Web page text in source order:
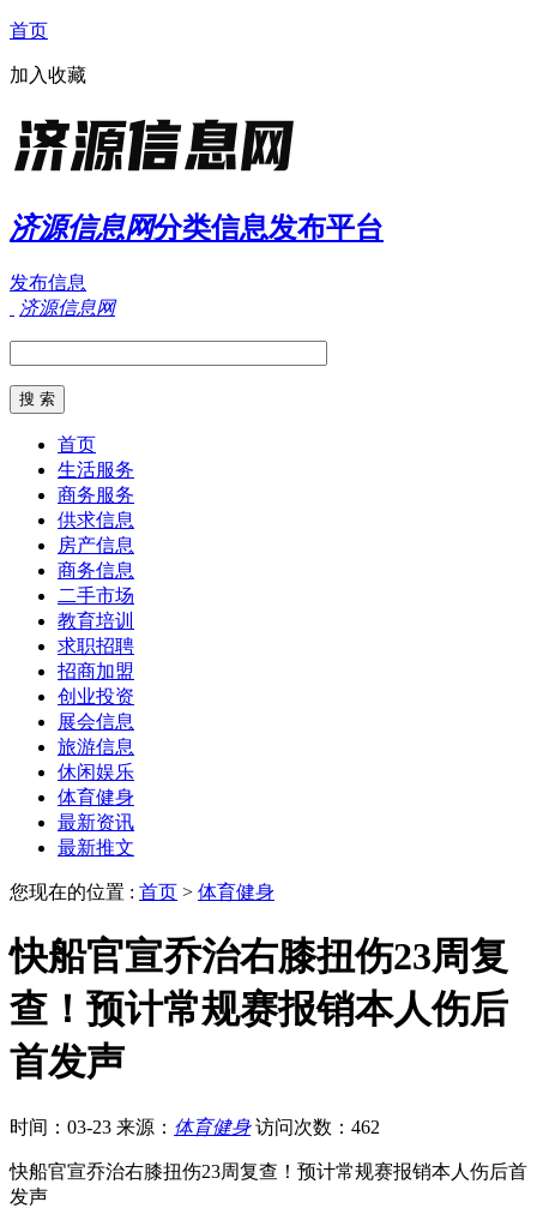
首页
加入收藏
济源信息网分类信息发布平台
发布信息
济源信息网
首页
生活服务
商务服务
供求信息
房产信息
商务信息
二手市场
教育培训
求职招聘
招商加盟
创业投资
展会信息
旅游信息
休闲娱乐
体育健身
最新资讯
最新推文
您现在的位置 : 首页 > 体育健身
快船官宣乔治右膝扭伤23周复
查！预计常规赛报销本人伤后
首发声
时间：03-23 来源： 体育健身 访问次数：462
快船官宣乔治右膝扭伤23周复查！预计常规赛报销本人伤后首
发声